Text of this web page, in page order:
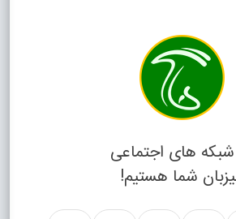
های اجتماعی
شما هستیم!